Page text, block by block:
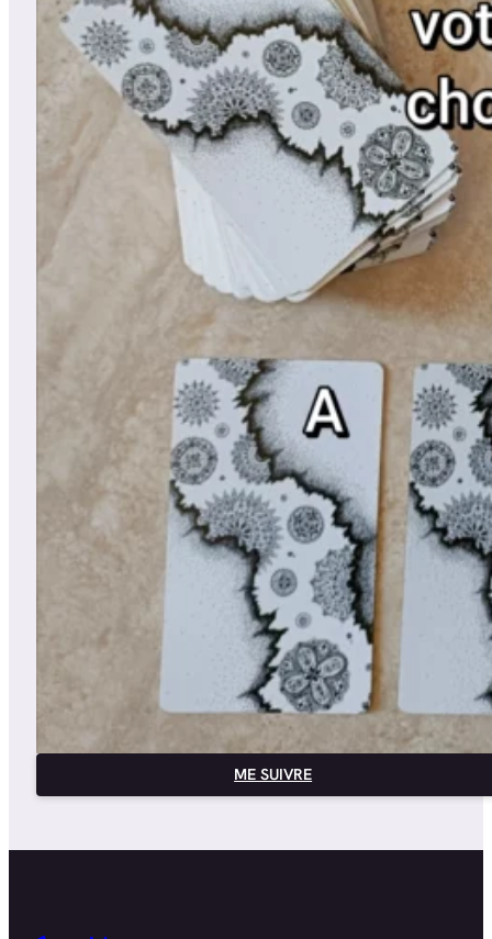
ME SUIVRE